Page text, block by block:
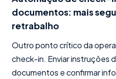
documentos: mais
retrabalho
Outro ponto crítico da
check-in. Enviar instruções
documentos e confirmar